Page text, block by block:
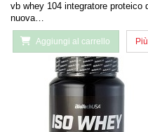
vb whey 104 integratore proteico
nuova…
Aggiungi al carrello Più